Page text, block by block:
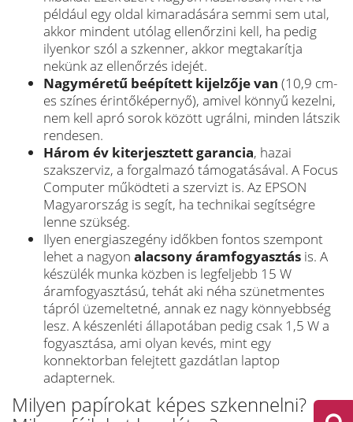
például egy oldal kimaradására semmi sem utal,
akkor mindent utólag ellenőrzini kell, ha pedig
ilyenkor szól a szkenner, akkor megtakarítja
nekünk az ellenőrzés idejét.
Nagyméretű beépített kijelzője van (10,9 cm-
es színes érintőképernyő), amivel könnyű kezelni,
nem kell apró sorok között ugrálni, minden látszik
rendesen.
Három év kiterjesztett garancia, hazai
szakszerviz, a forgalmazó támogatásával. A Focus
Computer működteti a szervizt is. Az EPSON
Magyarország is segít, ha technikai segítségre
lenne szükség.
Ilyen energiaszegény időkben fontos szempont
lehet a nagyon alacsony áramfogyasztás is. A
készülék munka közben is legfeljebb 15 W
áramfogyasztású, tehát aki néha szünetmentes
tápról üzemeltetné, annak ez nagy könnyebbség
lesz. A készenléti állapotában pedig csak 1,5 W a
fogyasztása, ami olyan kevés, mint egy
konnektorban felejtett gazdátlan laptop
adapternek.
Milyen papírokat képes szkennelni?